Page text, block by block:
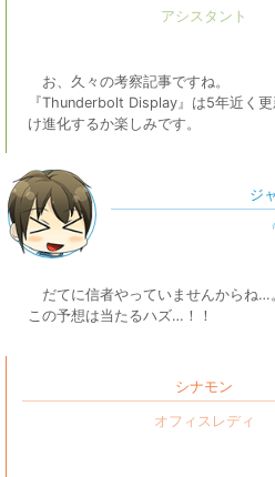
お、久々の考察記事ですね。
『Thunderbolt Display』は5年近く
け進化するか楽しみです。
ジ
だてに信者やっていませんからね…
この予想は当たるハズ…！！
シナモン